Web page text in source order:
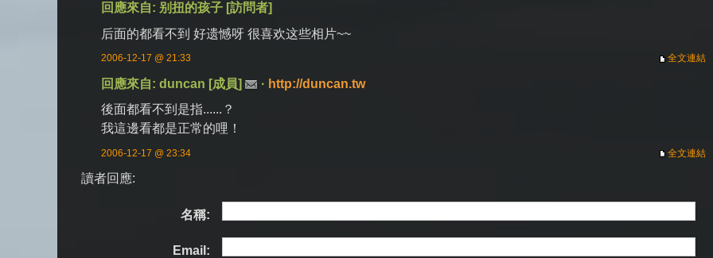
回應來自: 别扭的孩子 [訪問者]
后面的都看不到 好遗憾呀 很喜欢这些相片~~
全文連結
2006-12-17 @ 21:33
回應來自: duncan [成員] · http://duncan.tw
後面都看不到是指......？
我這邊看都是正常的哩！
全文連結
2006-12-17 @ 23:34
讀者回應:
名稱:
Email: